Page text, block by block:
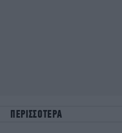
ΠΕΡΙΣΣΟΤΕΡΑ